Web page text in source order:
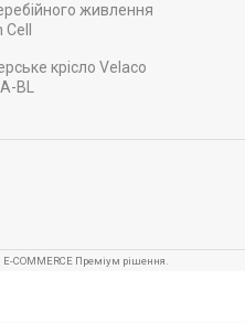
живлення
крісло Velaco
BL
. E-COMMERCE Преміум рішення.